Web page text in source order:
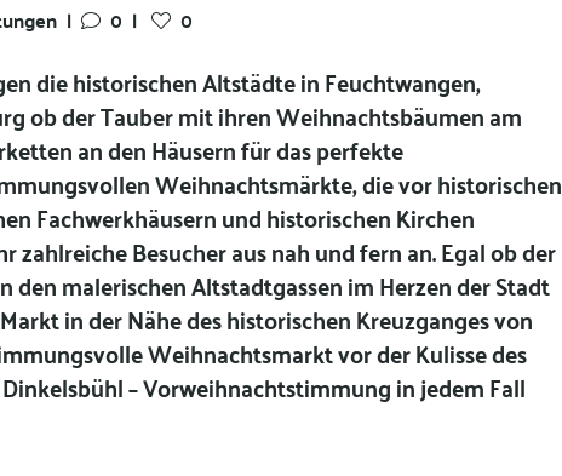
| 0 | 0
die historischen Altstädte in Feuchtwangen,
ob der Tauber mit ihren Weihnachtsbäumen am
an den Häusern für das perfekte
Weihnachtsmärkte, die vor historischen
Fachwerkhäusern und historischen Kirchen
zahlreiche Besucher aus nah und fern an. Egal ob der
malerischen Altstadtgassen im Herzen der Stadt
in der Nähe des historischen Kreuzganges von
Weihnachtsmarkt vor der Kulisse des
– Vorweihnachtstimmung in jedem Fall